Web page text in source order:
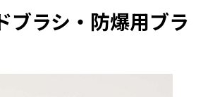
ブラシ・防爆用ブラ